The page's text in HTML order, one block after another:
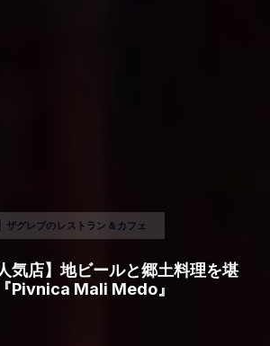
ザグレブのレストラン＆カフェ
気店】地ビールと郷土料理を堪
Pivnica Mali Medo』